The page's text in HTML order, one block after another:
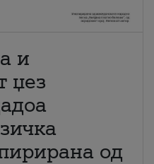
и
џез
од